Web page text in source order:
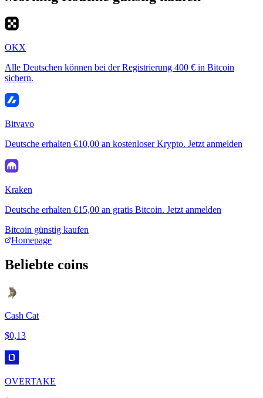
OKX
Alle Deutschen können bei der Registrierung 400 € in Bitcoin
sichern.
Bitvavo
Deutsche erhalten €10,00 an kostenloser Krypto. Jetzt anmelden
Kraken
Deutsche erhalten €15,00 an gratis Bitcoin. Jetzt anmelden
Bitcoin günstig kaufen
Homepage
Beliebte coins
Cash Cat
$0,13
OVERTAKE